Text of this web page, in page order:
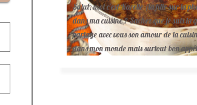
Salut, moi c'est Karelle (la fille sur la
dans ma cuisine ? Sachez que je suis
partage avec vous son amour de la
dans mon monde mais surtout bon